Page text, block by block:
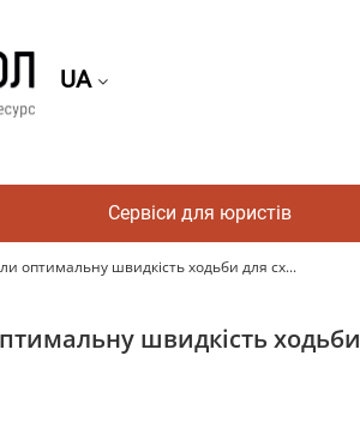
UA
Сервіси для юристів
оптимальну швидкість ходьби для сх...
швидкість ходьби